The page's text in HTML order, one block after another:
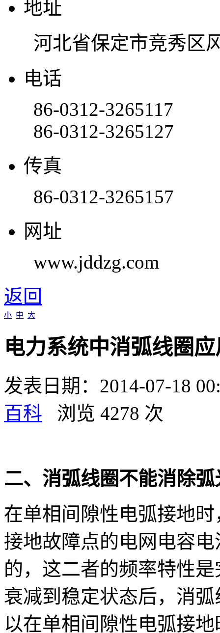
地址
河北省保定市竞秀区
电话
86-0312-3265117
86-0312-3265127
传真
86-0312-3265157
网址
www.jddzg.com
返回
小 中 大
电力系统中消弧线圈
发表日期：2014-07-18
百科 浏览 4278 次
二、消弧线圈不能消除
在单相间隙性电弧接地
接地故障点的电网电容
的，这二者的频率特性
衰减到稳定状态后，消
以在单相间隙性电弧接